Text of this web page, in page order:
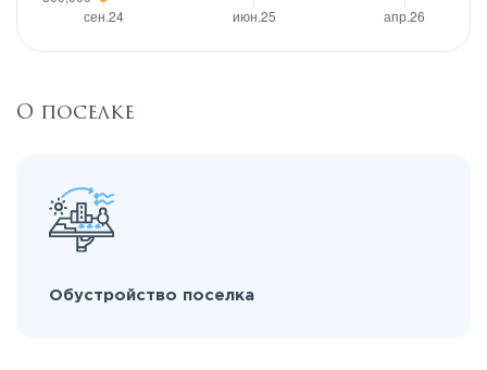
О поселке
Обустройство поселка